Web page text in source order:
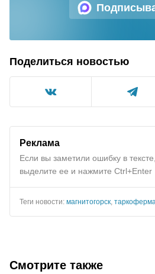
Поделиться новостью
Реклама
Если вы заметили ошибку в тексте,
выделите ее и нажмите Ctrl+Enter
Теги новости: магнитогорск,
Смотрите также